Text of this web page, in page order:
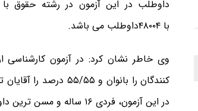
با ۴۸۰۰۴داوطلب می باشد.
کنندگان را بانوان
در این آزمون، فردی ۱۶ ساله و مسن ترین داوطلب فردی ۸۲ ساله است.